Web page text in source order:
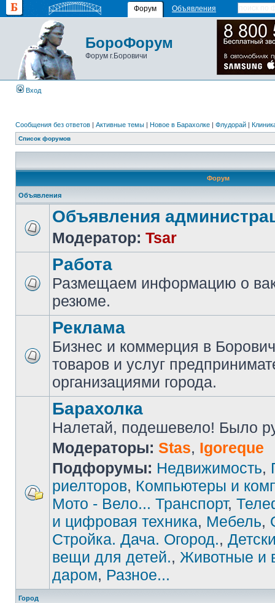
Форум Объявления
БороФорум
Форум г.Боровичи
Вход
Сообщения без ответов | Активные темы | Новое в Барахолке | Флудорай |
Список форумов
Форум
Объявления
Объявления
Модератор: Tsar
Работа
Размещаем информацию о
резюме.
Реклама
Бизнес и коммерция в
товаров и услуг
организациями города.
Барахолка
Налетай, подешевело! Было
Модераторы: Stas, Igoreque
Подфорумы: Недвижимость,
риелторов, Компьютеры и
Мото - Вело... Транспорт,
и цифровая техника, Мебель,
Стройка. Дача. Огород.,
вещи для детей., Животные и
даром, Разное...
Город